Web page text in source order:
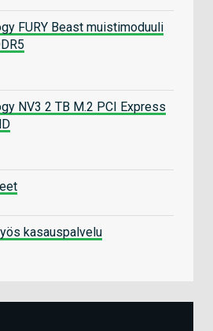
FURY Beast muistimoduuli
NV3 2 TB M.2 PCI Express
kasauspalvelu